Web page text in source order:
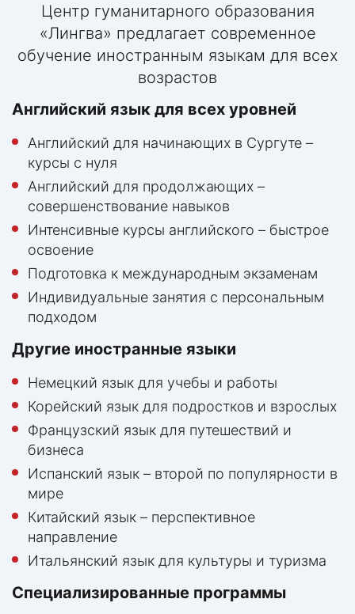
Центр гуманитарного образования
«Лингва» предлагает современное
обучение иностранным языкам для всех
возрастов
Английский язык для всех уровней
Английский для начинающих в Сургуте –
курсы с нуля
Английский для продолжающих –
совершенствование навыков
Интенсивные курсы английского – быстрое
освоение
Подготовка к международным экзаменам
Индивидуальные занятия с персональным
подходом
Другие иностранные языки
Немецкий язык для учебы и работы
Корейский язык для подростков и взрослых
Французский язык для путешествий и
бизнеса
Испанский язык – второй по популярности в
мире
Китайский язык – перспективное
направление
Итальянский язык для культуры и туризма
Специализированные программы